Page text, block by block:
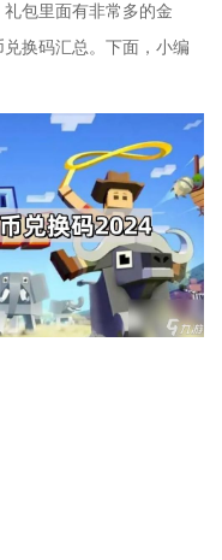
包里面有非常多的金
换码汇总。下面，小编